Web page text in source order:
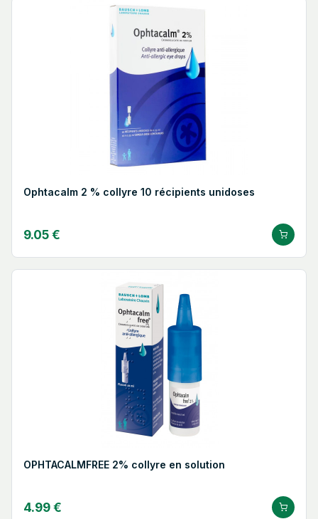
Ophtacalm 2 % collyre 10 récipients unidoses
9.05 €
OPHTACALMFREE 2% collyre en solution
4.99 €